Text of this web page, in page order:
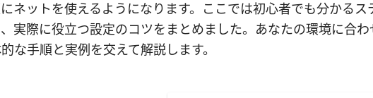
ネットを使えるようになります。ここでは初心者でも分かるス
実際に役立つ設定のコツをまとめました。あなたの環境に合
な手順と実例を交えて解説します。